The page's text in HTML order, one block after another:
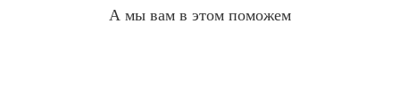
А мы вам в этом поможем